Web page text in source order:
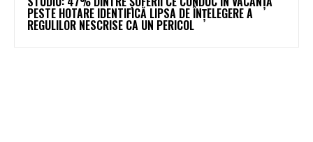
PESTE HOTARE IDENTIFICĂ LIPSA DE ÎNȚELEGERE A
REGULILOR NESCRISE CA UN PERICOL